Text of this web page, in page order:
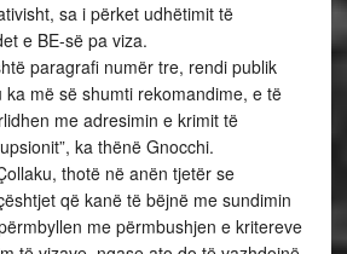
sa i përket udhëtimit të
e BE-së pa viza.
paragrafi numër tre, rendi publik
ka më së shumti rekomandime, e të
me adresimin e krimit të
ka thënë Gnocchi.
thotë në anën tjetër se
që kanë të bëjnë me sundimin
me përmbushjen e kritereve